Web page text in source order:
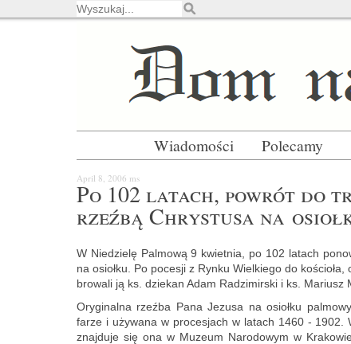
Wiadomości Polecamy
April 8, 2006 ms
Po 102 la­tach, po­wrót do
rzeź­bą Chry­stu­sa na
W Nie­dzie­lę Pal­mo­wą 9 kwiet­nia, po 102 la­tach
na osioł­ku. Po po­ce­sji z Rynku Wiel­kie­go do
bro­wa­li ją ks. dzie­kan Adam Ra­dzi­mir­ski i ks. Ma­riusz
Ory­gi­nal­na rzeź­ba Pana Je­zu­sa na osioł­ku
farze i uży­wa­na w pro­ce­sjach w la­tach 1460 - 1902.
znaj­du­je się ona w Mu­zeum Na­ro­do­wym w